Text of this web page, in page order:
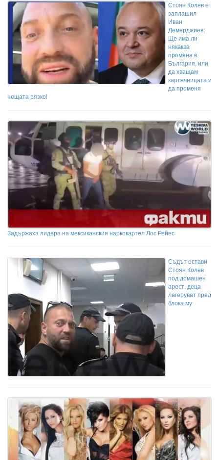
Стоян Колев е
заплашил
Иван
Демерджиев:
Ще има ли
някаква
промяна в
България, или
да хващам
картечницата и
да променя
нещата рязко!
Задържаха лидера на мексиканския наркокартел Лос Рейес
Съдът остави
Стоян Колев
под домашен
арест, деца
лагеруват пред
блока му